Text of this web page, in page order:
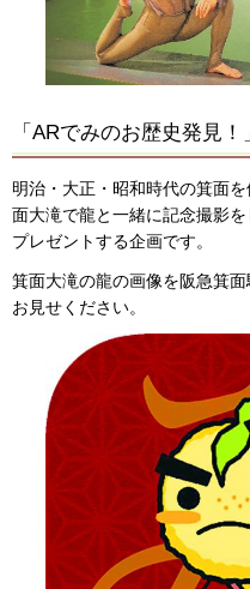
「ARでみのお歴史発見
明治・大正・昭和時代の箕面
面大滝で龍と一緒に記念撮影
プレゼントする企画です。
箕面大滝の龍の画像を阪急箕
お見せください。